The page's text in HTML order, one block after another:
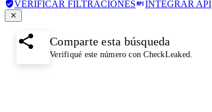
VERIFICAR FILTRACIONES INTEGRAR API
Comparte esta búsqueda
Verifiqué este número con CheckLeaked.